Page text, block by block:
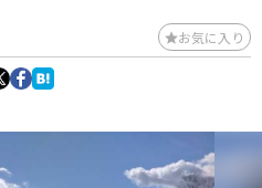
お気に入り